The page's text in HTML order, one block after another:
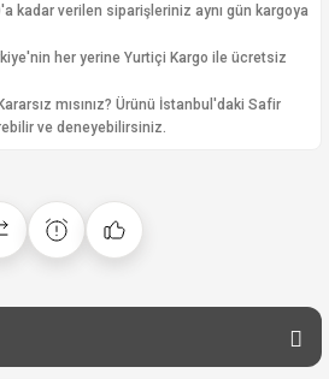
kadar verilen siparişleriniz aynı gün kargoya
her yerine Yurtiçi Kargo ile ücretsiz
Kararsız mısınız? Ürünü İstanbul'daki Safir
ve deneyebilirsiniz.